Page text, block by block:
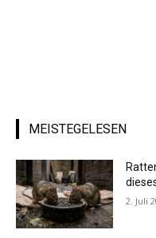
MEISTEGELESEN
2. Juli